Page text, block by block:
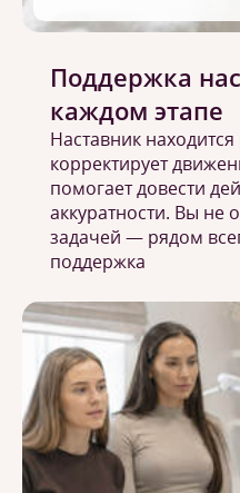
Поддержка
каждом этапе
Наставник
корректирует
помогает довести
аккуратности. Вы не
задачей — рядом
поддержка